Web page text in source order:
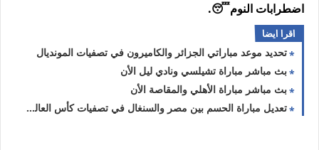
اضطرابات النوم😴.
اقرا ايضا
تحديد موعد مباراتي الجزائر والكاميرون في تصفيات المونديال
بث مباشر مباراة تشيلسي ونادي ليل الأن
بث مباشر مباراة الأهلي والمقاصة الأن
تعديل مباراة الحسم بين مصر والسنغال في تصفيات كأس العالم 2022